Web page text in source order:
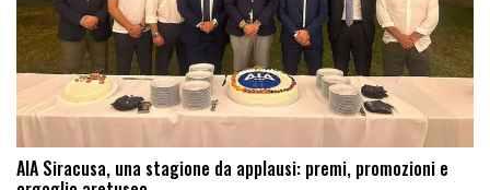
AIA Siracusa, una stagione da applausi: premi, promozioni e